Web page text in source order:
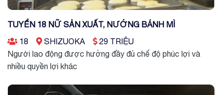
TUYỂN 18 NỮ SẢN XUẤT, NƯỚNG BÁNH MÌ
18
SHIZUOKA
29 TRIỆU
Người lao động được hưởng đầy đủ chế độ phúc lợi và
nhiều quyền lợi khác